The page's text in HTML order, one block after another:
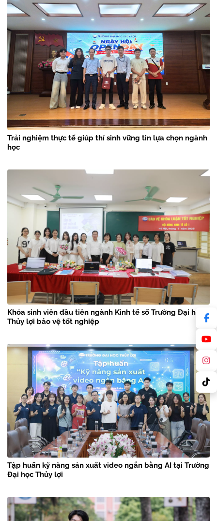
Trải nghiệm thực tế giúp thí sinh vững tin lựa chọn ngành
học
Khóa sinh viên đầu tiên ngành Kinh tế số Trường Đại học
Thủy lợi bảo vệ tốt nghiệp
Tập huấn kỹ năng sản xuất video ngắn bằng AI tại Trường
Đại học Thủy lợi